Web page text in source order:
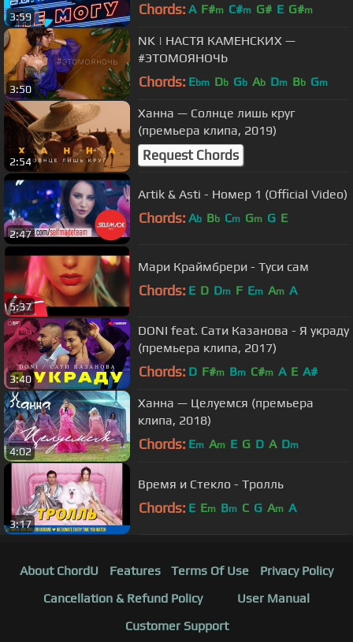
3:59 Chords: A F#m C#m G# E G#m
3:50
NK | НАСТЯ КАМЕНСКИХ —
#ЭТОМОЯНОЧЬ
Chords: Ebm Db Gb Ab Dm Bb Gm
2:54
Ханна — Солнце лишь круг
(премьера клипа, 2019)
Request Chords
2:47
Artik & Asti - Номер 1 (Official Video)
Chords: Ab Bb Cm Gm G E
5:37
Мари Краймбрери - Туси сам
Chords: E D Dm F Em Am A
3:40
DONI feat. Сати Казанова - Я украду
(премьера клипа, 2017)
Chords: D F#m Bm C#m A E A#
4:02
Ханна — Целуемся (премьера
клипа, 2018)
Chords: Em Am E G D A Dm
3:17
Время и Стекло - Тролль
Chords: E Em Bm C G Am A
About ChordU Features Terms Of Use
Privacy Policy
Cancellation & Refund Policy
User Manual
Customer Support